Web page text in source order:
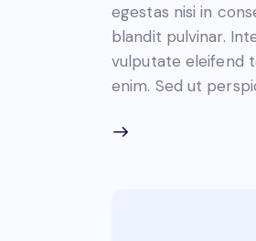
egestas nisi in
blandit pulvinar.
vulputate eleifend
enim. Sed ut